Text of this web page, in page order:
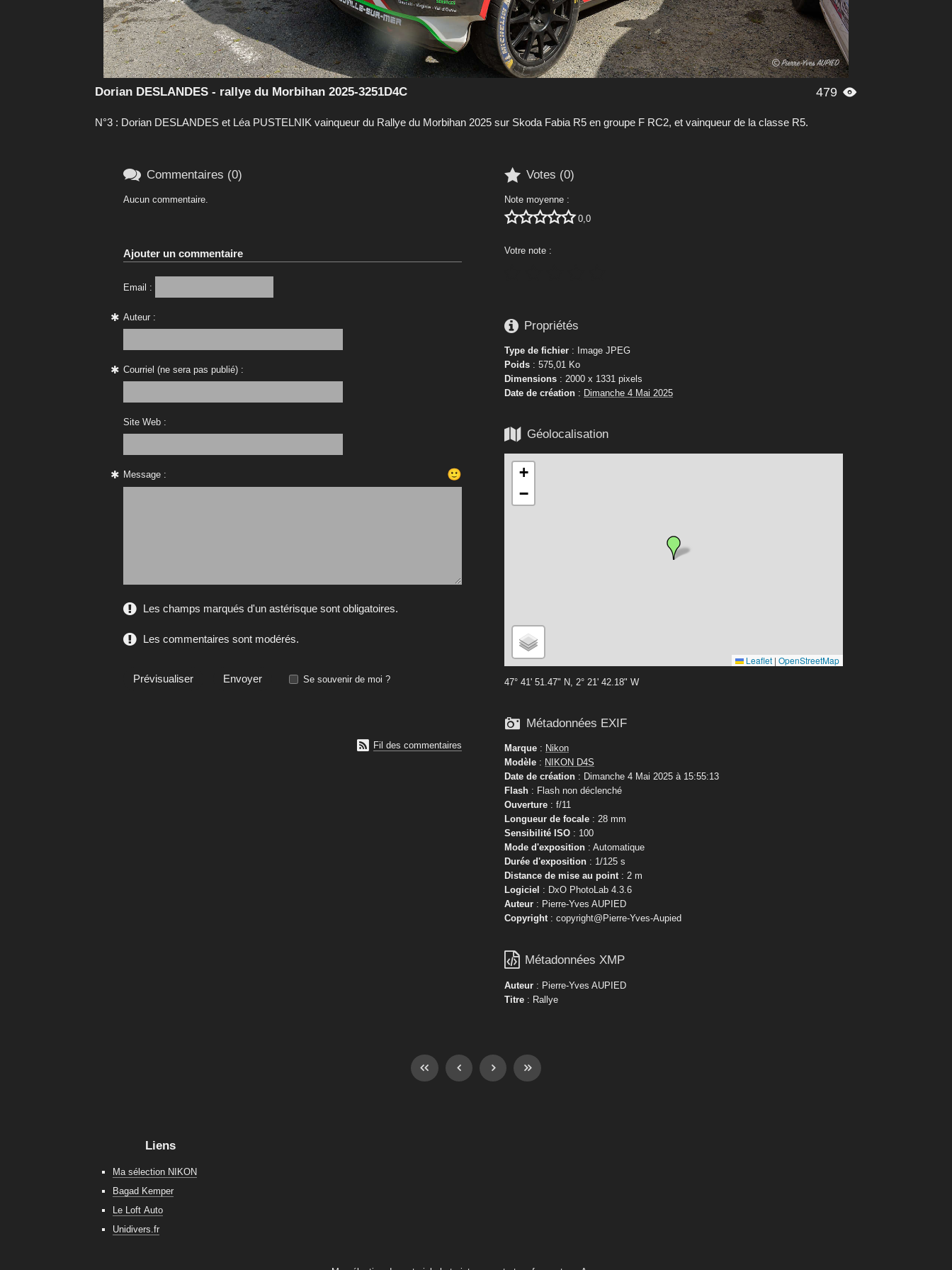
479 
Dorian DESLANDES - rallye du Morbihan 2025-3251D4C
N°3 : Dorian DESLANDES et Léa PUSTELNIK vainqueur du Rallye du Morbihan 2025 sur Skoda Fabia R5 en groupe F RC2, et vainqueur de la classe R5.
 Votes (0)
Note moyenne :
 0,0
Votre note :
 Propriétés
Type de fichier : Image JPEG
Poids : 575,01 Ko
Dimensions : 2000 x 1331 pixels
Date de création : Dimanche 4 Mai 2025
 Géolocalisation
+
−
Leaflet | OpenStreetMap
47° 41' 51.47" N, 2° 21' 42.18" W
 Métadonnées EXIF
Marque : Nikon
Modèle : NIKON D4S
Date de création : Dimanche 4 Mai 2025 à 15:55:13
Flash : Flash non déclenché
Ouverture : f/11
Longueur de focale : 28 mm
Sensibilité ISO : 100
Mode d'exposition : Automatique
Durée d'exposition : 1/125 s
Distance de mise au point : 2 m
Logiciel : DxO PhotoLab 4.3.6
Auteur : Pierre-Yves AUPIED
Copyright : copyright@Pierre-Yves-Aupied
 Métadonnées XMP
Auteur : Pierre-Yves AUPIED
Titre : Rallye
 Commentaires (0)
Aucun commentaire.
Ajouter un commentaire
Email :
Auteur :
Courriel (ne sera pas publié) :
Site Web :
Message : 🙂
Les champs marqués d'un astérisque sont obligatoires.
Les commentaires sont modérés.
Se souvenir de moi ?
 Fil des commentaires
Liens
Ma sélection NIKON
Bagad Kemper
Le Loft Auto
Unidivers.fr